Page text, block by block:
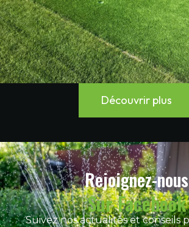
Découvrir plus
Rejoignez-nous
Sur Facebook
Suivez nos actualités et conseils